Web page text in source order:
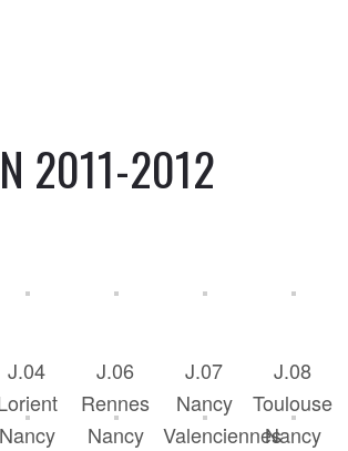
2011-2012
J.04
Nancy
J.06
Rennes
Nancy
J.07
Nancy
Valenciennes
J.08
Toulouse
Nancy